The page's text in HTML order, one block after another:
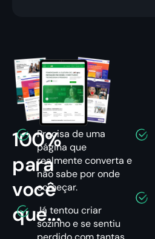
100%
para
você
que...
Precisa de uma
página que
realmente converta e
não sabe por onde
começar.
Já tentou criar
sozinho e se sentiu